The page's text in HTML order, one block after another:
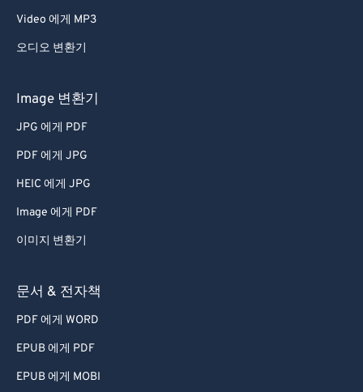
Video 에게 MP3
오디오 변환기
Image 변환기
JPG 에게 PDF
PDF 에게 JPG
HEIC 에게 JPG
Image 에게 PDF
이미지 변환기
문서 & 전자책
PDF 에게 WORD
EPUB 에게 PDF
EPUB 에게 MOBI